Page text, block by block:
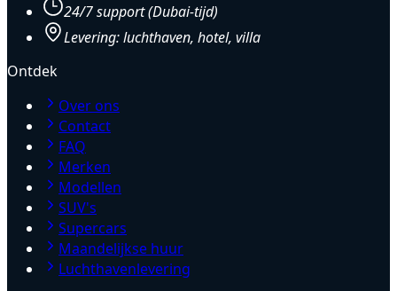
24/7 support (Dubai-tijd)
Levering: luchthaven, hotel, villa
Ontdek
Over ons
Contact
FAQ
Merken
Modellen
SUV's
Supercars
Maandelijkse huur
Luchthavenlevering